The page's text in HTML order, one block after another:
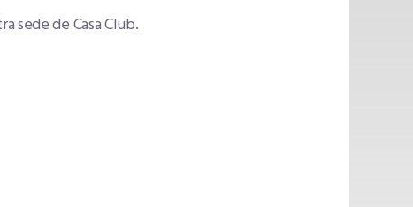
sede de Casa Club.